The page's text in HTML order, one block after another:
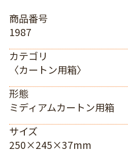
商品番号
1987
カテゴリ
〈カートン用箱〉
形態
ミディアムカートン用箱
サイズ
250×245×37mm